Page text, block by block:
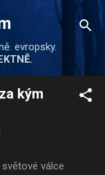
evropsky.
kým
válce